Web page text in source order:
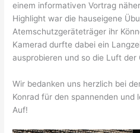
einem informativen Vortrag
Highlight war die hauseigene
Atemschutzgeräteträger ihr
Kamerad durfte dabei ein
ausprobieren und so die Luft der
Wir bedanken uns herzlich bei
Konrad für den spannenden und
Auf!